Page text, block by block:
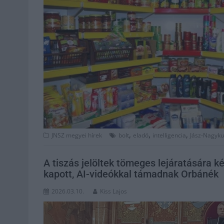
JNSZ megyei hírek bolt, eladó, intelligencia, Jász-
A tiszás jelöltek tömeges lejáratására
kapott, AI-videókkal támadnak Orbánék
2026.03.10. Kiss Lajos